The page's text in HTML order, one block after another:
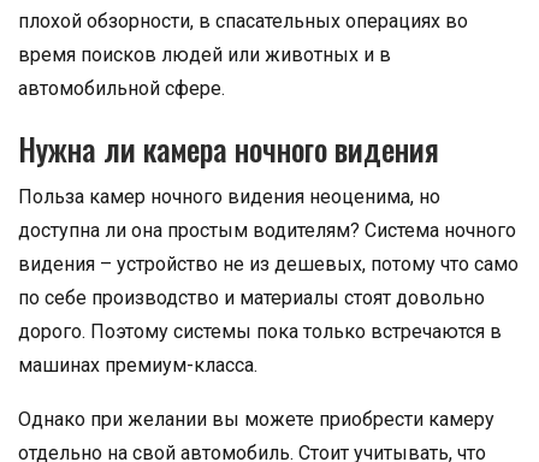
плохой обзорности, в спасательных операциях во
время поисков людей или животных и в
автомобильной сфере.
Нужна ли камера ночного видения
Польза камер ночного видения неоценима, но
доступна ли она простым водителям? Система ночного
видения – устройство не из дешевых, потому что само
по себе производство и материалы стоят довольно
дорого. Поэтому системы пока только встречаются в
машинах премиум-класса.
Однако при желании вы можете приобрести камеру
отдельно на свой автомобиль. Стоит учитывать, что